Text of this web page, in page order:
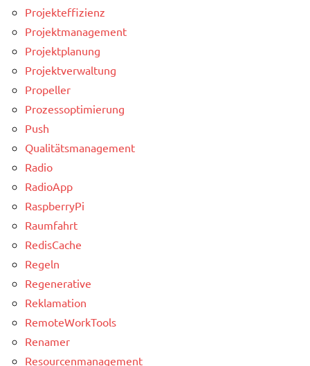
Projekteffizienz
Projektmanagement
Projektplanung
Projektverwaltung
Propeller
Prozessoptimierung
Push
Qualitätsmanagement
Radio
RadioApp
RaspberryPi
Raumfahrt
RedisCache
Regeln
Regenerative
Reklamation
RemoteWorkTools
Renamer
Resourcenmanagement